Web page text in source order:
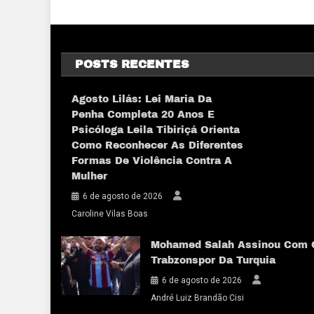
POSTS RECENTES
Agosto Lilás: Lei Maria Da
Penha Completa 20 Anos E
Psicóloga Leila Tibiriçá Orienta
Como Reconhecer As Diferentes
Formas De Violência Contra A
Mulher
6 de agosto de 2026
Caroline Vilas Boas
Mohamed Salah Assinou Com
Trabzonspor Da Turquia
6 de agosto de 2026
André Luiz Brandão Cisi